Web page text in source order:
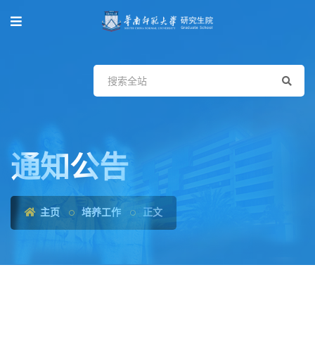
通知公告
主页 培养工作 正文